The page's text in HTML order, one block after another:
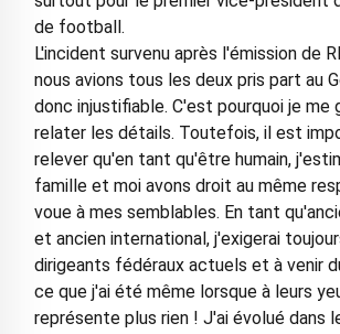
de football.
L'incident survenu après l'émission de
nous avions tous les deux pris part au
donc injustifiable. C'est pourquoi je me
relater les détails. Toutefois, il est
relever qu'en tant qu'être humain,
famille et moi avons droit au même
voue à mes semblables. En tant
et ancien international, j'exigerai
dirigeants fédéraux actuels et à venir
ce que j'ai été même lorsque à leurs
représente plus rien ! J'ai évolué dans